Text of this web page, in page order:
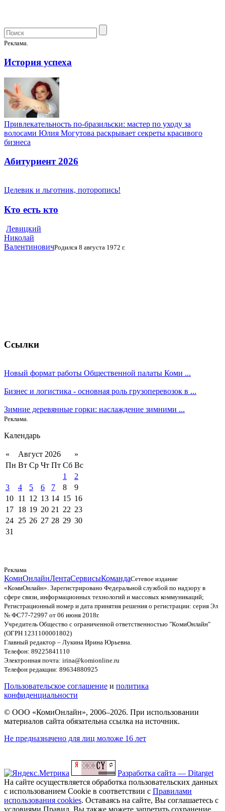
Реклама.
История успеха
Привлекательность по-бразильски: мастер по уходу за
волосами Юлия Могутова раскрывает секреты красивого
бизнеса
Абитуриент 2026
Целевик и льготник, поторопись!
Кто есть кто
Левицкий
Николай
ВалентиновичРодился 8 августа 1972 г.
Ссылки
Новый формат работы Общественной палаты Коми ...
Бизнес и логистика - основная роль грузоперевозок в ...
Зимние деревянные горки: наслаждение зимними ...
Реклама.
Календарь
« Август 2026
»
Пн Вт Ср Чт Пт Сб Вс
1
2
3
4 5 6 7 8
9
10 11 12 13 14 15 16
17 18 19 20 21 22 23
24 25 26 27 28 29 30
31
Реклама
КомиОнлайнЛентаСервисыКомандаСетевое издание
«КомиОнлайн». Зарегистрировано Федеральной службой по надзору в
сфере связи, информационных технологий и массовых коммуникаций;
Регистрационный номер и дата принятия решения о регистрации: серия Эл
№ ФС77-72997 от 06 июня 2018г.
Учредитель Общество с ограниченной ответственностью "КомиОнлайн"
(ОГРН 1231100001802)
Главный редактор – Лукина Ирина Юрьевна.
Телефон: 89225841110
Электронная почта: irina@komionline.ru
Телефон редакции: 89634880925
Пользовательское соглашение и политика
конфиденциальности
© ООО «КомиОнлайн», 2006–2026. При использовании
материалов сайта обязательна ссылка на источник.
Не предназначено для лиц моложе 16 лет
Разработка сайта — Ditarget
На сайте осуществляется обработка пользовательских данных
с использованием Cookie в соответствии с Правилами
использования cookies. Оставаясь на сайте, Вы соглашаетесь с
условиями Правил. Вы также можете запретить сохранение